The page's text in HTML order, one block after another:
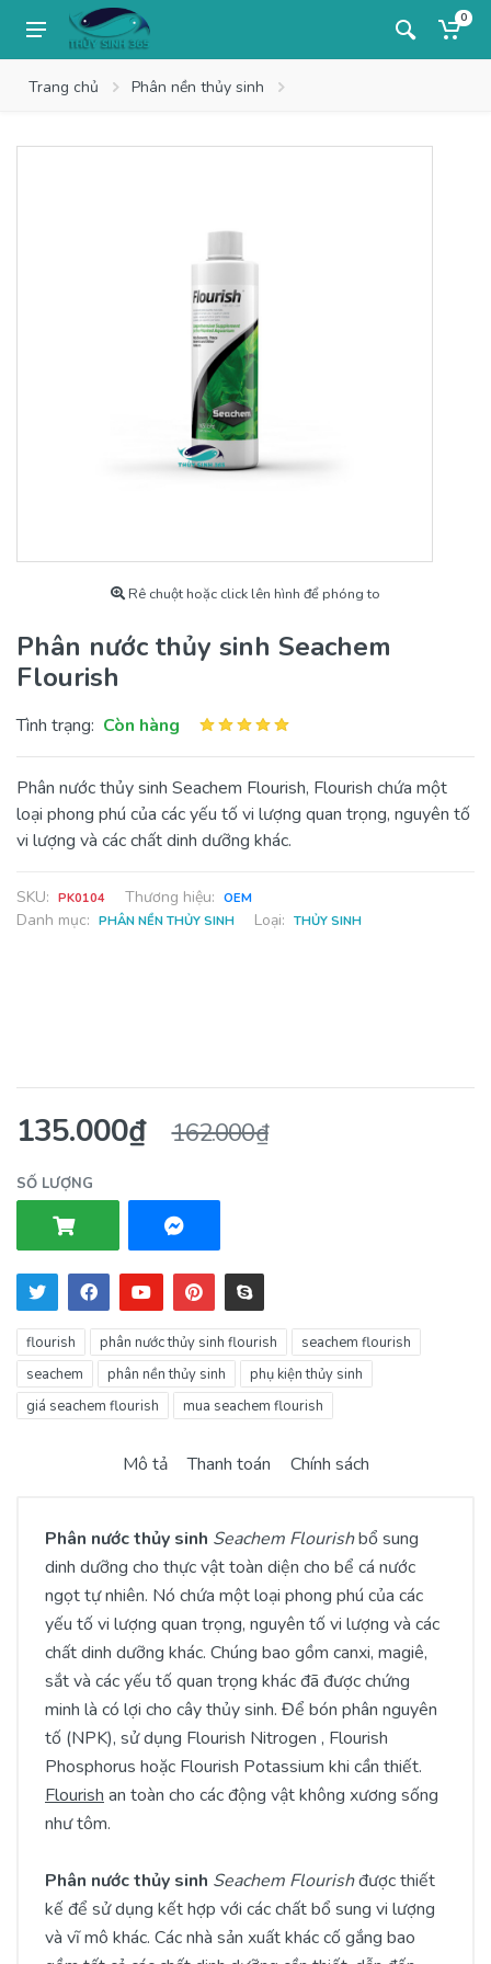
0
Trang chủ Phân nền thủy sinh
Rê chuột hoặc click lên hình để phóng to
Phân nước thủy sinh Seachem
Flourish
Tình trạng: Còn hàng
Phân nước thủy sinh Seachem Flourish, Flourish chứa một
loại phong phú của các yếu tố vi lượng quan trọng, nguyên tố
vi lượng và các chất dinh dưỡng khác.
SKU: PK0104 Thương hiệu: OEM
Danh mục: PHÂN NỀN THỦY SINH Loại: THỦY SINH
135.000₫ 162.000₫
SỐ LƯỢNG
flourish phân nước thủy sinh flourish
seachem flourish
seachem
phân nền thủy sinh
phụ kiện thủy sinh
giá seachem flourish
mua seachem flourish
Mô tả Thanh toán Chính sách
Phân nước thủy sinh Seachem Flourishbổ sung
dinh dưỡng cho thực vật toàn diện cho bể cá nước
ngọt tự nhiên. Nó chứa một loại phong phú của các
yếu tố vi lượng quan trọng, nguyên tố vi lượng và các
chất dinh dưỡng khác. Chúng bao gồm canxi, magiê,
sắt và các yếu tố quan trọng khác đã được chứng
minh là có lợi cho cây thủy sinh. Để bón phân nguyên
tố (NPK), sử dụng Flourish Nitrogen , Flourish
Phosphorus hoặc Flourish Potassium khi cần thiết.
Flourish an toàn cho các động vật không xương sống
như tôm.
Phân nước thủy sinh Seachem Flourishđược thiết
kế để sử dụng kết hợp với các chất bổ sung vi lượng
và vĩ mô khác. Các nhà sản xuất khác cố gắng bao